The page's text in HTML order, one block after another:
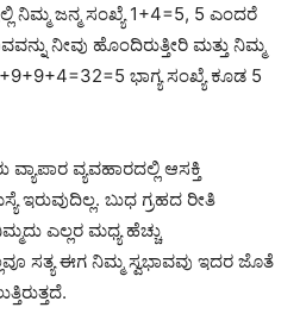
ನಿಮ್ಮ ಜನ್ಮ ಸಂಖ್ಯೆ 1+4=5, 5 ಎಂದರೆ
ನೀವು ಹೊಂದಿರುತ್ತೀರಿ ಮತ್ತು ನಿಮ್ಮ
ಭಾಗ್ಯ ಸಂಖ್ಯೆ ಕೂಡ 5
ವ್ಯಾಪಾರ ವ್ಯವಹಾರದಲ್ಲಿ ಆಸಕ್ತಿ
ಇರುವುದಿಲ್ಲ. ಬುಧ ಗ್ರಹದ ರೀತಿ
ಎಲ್ಲರ ಮಧ್ಯ ಹೆಚ್ಚು
ಸತ್ಯ ಈಗ ನಿಮ್ಮ ಸ್ವಭಾವವು ಇದರ ಜೊತೆ